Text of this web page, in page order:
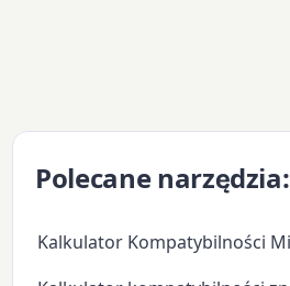
Polecane narzędzia:
Kalkulator Kompatybilności